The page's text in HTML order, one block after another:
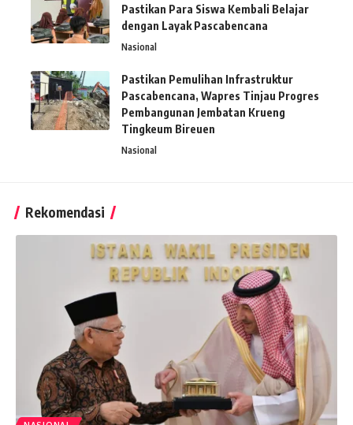
Pastikan Para Siswa Kembali Belajar
dengan Layak Pascabencana
Nasional
Pastikan Pemulihan Infrastruktur
Pascabencana, Wapres Tinjau Progres
Pembangunan Jembatan Krueng
Tingkeum Bireuen
Nasional
Rekomendasi